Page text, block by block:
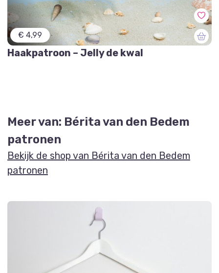
€ 4,99
Haakpatroon – Jelly de kwal
Meer van: Bérita van den Bedem
patronen
Bekijk de shop van Bérita van den Bedem
patronen